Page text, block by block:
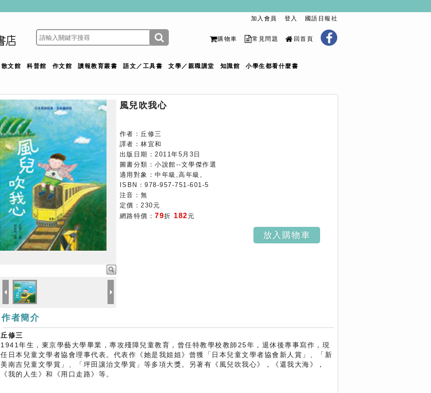
加入會員 登入 國語日報社
購物車 常見問題 回首頁
散文館 科普館 作文館 讀報教育叢書 語文／工具書 文學／親職講堂 知識館 小學生都看什麼書
風兒吹我心
作者：丘修三
譯者：林宜和
出版日期：2011年5月3日
圖書分類：小說館--文學傑作選
適用對象：中年級,高年級,
ISBN：978-957-751-601-5
注音：無
定價：230元
網路特價：79折 182 元
放入購物車
作者簡介
丘修三
1941年生，東京學藝大學畢業，專攻殘障兒童教育，曾任特教學校教師25年，退休後專事寫作，現
任日本兒童文學者協會理事代表。代表作《她是我姐姐》曾獲「日本兒童文學者協會新人賞」、「新
美南吉兒童文學賞」、「坪田讓治文學賞」等多項大獎。另著有《風兒吹我心》，《還我大海》，
《我的人生》和《用口走路》等。